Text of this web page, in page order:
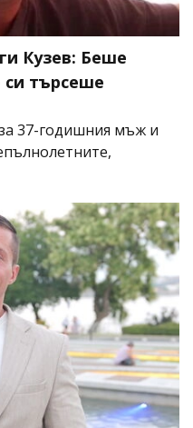
Кузев: Беше
си търсеше
37-годишния мъж и